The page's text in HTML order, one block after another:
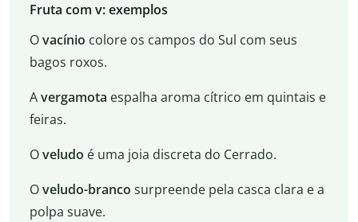
Fruta com v: exemplos
Ovacínio colore os campos do Sul com seus
bagos roxos.
Avergamota espalha aroma cítrico em quintais e
feiras.
Oveludo é uma joia discreta do Cerrado.
Oveludo-branco surpreende pela casca clara e a
polpa suave.